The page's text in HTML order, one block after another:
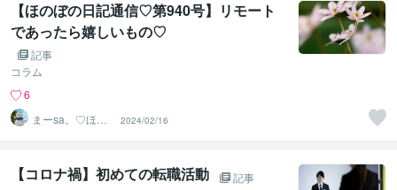
【ほのぼの日記通信♡第940号】リモート
であったら嬉しいもの♡
記事
コラム
6
まーsa。♡ほの
ぼのブログ毎日
配信♡
2024/02/16
【コロナ禍】初めての転職活動
記事